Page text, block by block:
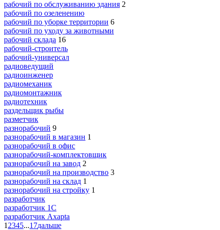
рабочий по обслуживанию здания 2
рабочий по озеленению
рабочий по уборке территории 6
рабочий по уходу за животными
рабочий склада 16
рабочий-строитель
рабочий-универсал
радиоведущий
радиоинженер
радиомеханик
радиомонтажник
радиотехник
раздельщик рыбы
разметчик
разнорабочий 9
разнорабочий в магазин 1
разнорабочий в офис
разнорабочий-комплектовщик
разнорабочий на завод 2
разнорабочий на производство 3
разнорабочий на склад 1
разнорабочий на стройку 1
разработчик
разработчик 1C
разработчик Axapta
1 2345...17дальше